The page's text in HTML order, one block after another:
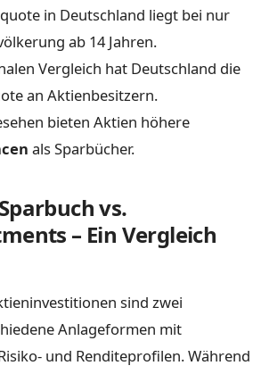
in Deutschland liegt bei nur
ab 14 Jahren.
Vergleich hat Deutschland die
an Aktienbesitzern.
bieten Aktien höhere
als Sparbücher.
vs.
– Ein Vergleich
sind zwei
Anlageformen mit
und Renditeprofilen. Während